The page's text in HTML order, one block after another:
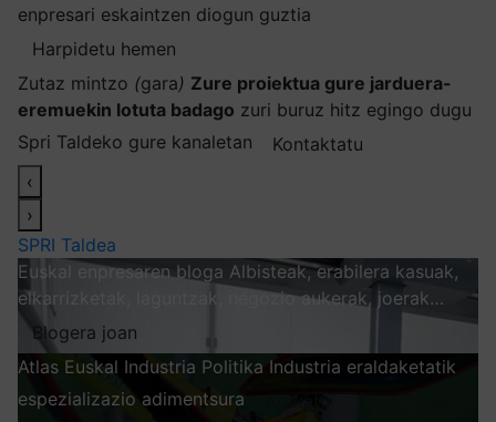
enpresari eskaintzen diogun guztia
Harpidetu hemen
Zutaz mintzo (gara) Zure proiektua gure jarduera-
eremuekin lotuta badago zuri buruz hitz egingo dugu
Spri Taldeko gure kanaletan
Kontaktatu
‹
›
SPRI Taldea
Euskal enpresaren bloga Albisteak, erabilera kasuak,
elkarrizketak, laguntzak, negozio aukerak, joerak…
Blogera joan
Atlas Euskal Industria Politika Industria eraldaketatik
espezializazio adimentsura